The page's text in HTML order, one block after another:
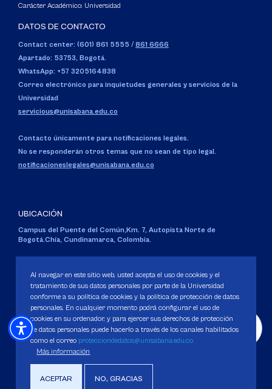
Carácter Académico: Universidad
DATOS DE CONTACTO
Contact center: (601) 861 5555 / 861 6666
Apartado: 53753, Bogotá.
WhatsApp: +57 3205164838
Correo electrónico para inquietudes generales y servicios de la
Universidad
servicious@unisabana.edu.co
Contacto únicamente para notificaciones legales.
No se responderán otros temas que no sean de tipo legal.
notificacioneslegales@unisabana.edu.co
UBICACIÓN
Campus del Puente del Común,Km. 7, Autopista Norte de
Bogotá.Chía, Cundinamarca, Colombia.
Personería Jurídica:Resolución 130 del 14 de enero de 1980.
Ministerio de Educación Nacional.
Política de Protección de datos
Derechos Pecuniarios
Al navegar en este sitio web, usted acepta el uso de cookies y el
tratamiento de sus datos personales por parte de la Universidad
conforme a su política de cookies y la política de protección de datos
personales. En cualquier momento podrá configurar el uso de
cookies en su ordenador, y para ejercer sus derechos de protección
de datos personales puede hacerlo a través de los canales habilitados
como el correo protecciondedatos@unisabana.edu.co
Más información
ACEPTAR NO, GRACIAS